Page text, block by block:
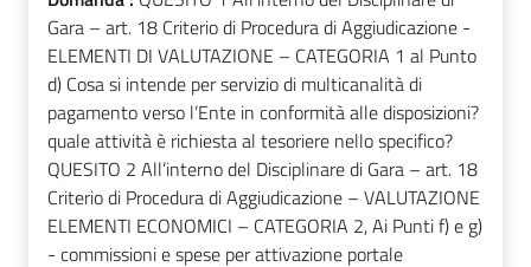
Gara – art. 18 Criterio di Procedura di Aggiudicazione -
ELEMENTI DI VALUTAZIONE – CATEGORIA 1 al Punto
d) Cosa si intende per servizio di multicanalità di
pagamento verso l’Ente in conformità alle disposizioni?
quale attività è richiesta al tesoriere nello specifico?
QUESITO 2 All’interno del Disciplinare di Gara – art. 18
Criterio di Procedura di Aggiudicazione – VALUTAZIONE
ELEMENTI ECONOMICI – CATEGORIA 2, Ai Punti f) e g)
- commissioni e spese per attivazione portale